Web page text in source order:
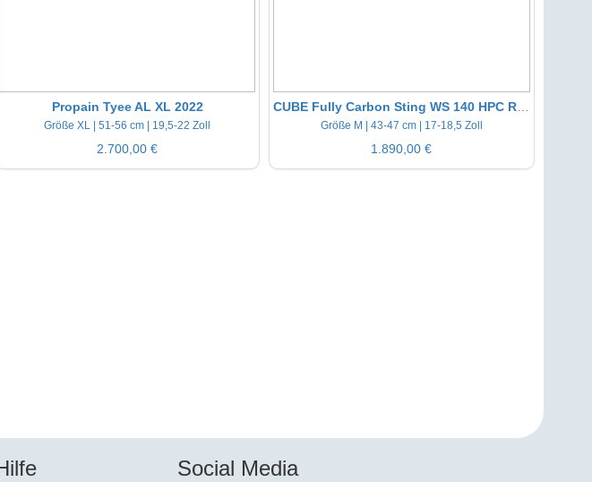
Propain Tyee AL XL 2022
Größe XL | 51-56 cm | 19,5-22 Zoll
2.700,00 €
CUBE Fully Carbon Sting WS 140 HPC Race Gr. M 27 Zoll neuwertig
Größe M | 43-47 cm | 17-18,5 Zoll
1.890,00 €
Social Media